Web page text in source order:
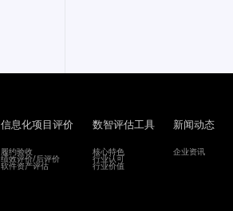
信息化项目评价
履约验收
绩效评价/后评价
软件资产评估
数智评估工具
核心特色
行业认可
行业价值
新闻动态
企业资讯